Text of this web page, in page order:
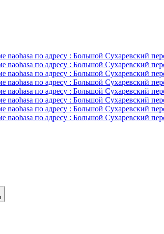
по адресу : Большой Сухаревский
по адресу : Большой Сухаревский
по адресу : Большой Сухаревский
по адресу : Большой Сухаревский
по адресу : Большой Сухаревский
по адресу : Большой Сухаревский
по адресу : Большой Сухаревский
по адресу : Большой Сухаревский